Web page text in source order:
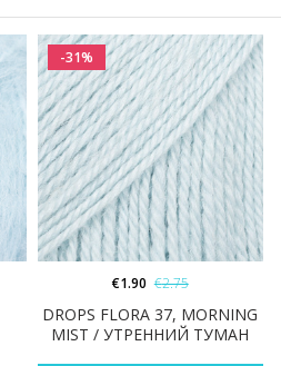
-31%
DROPS FLORA 37, MORNING
MIST / УТРЕННИЙ ТУМАН
€1.90 €2.75